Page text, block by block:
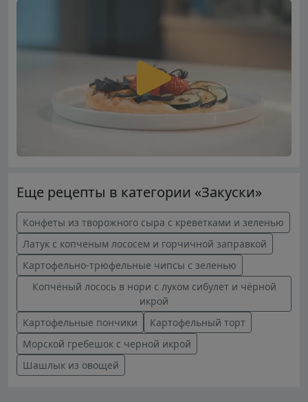
Еще рецепты в категории «Закуски»
Конфеты из творожного сыра с креветками и зеленью
Латук с копченым лососем и горчичной заправкой
Картофельно-трюфельные чипсы с зеленью
Копчёный лосось в нори с луком сибулет и чёрной
икрой
Картофельные пончики
Картофельный торт
Морской гребешок с черной икрой
Шашлык из овощей